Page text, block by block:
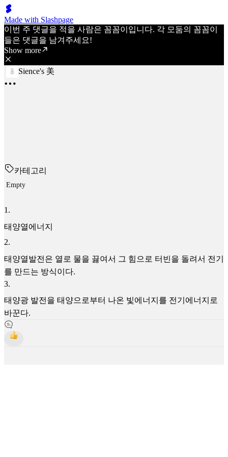
Made with Slashpage
이번 주 댓글을 적을 사람은 꼼꼼이입니다. 각 모둠의 꼼꼼이
들은 댓글을 남겨주세요!
Show more
Sience's 美
카테고리
Empty
1 .
태양열에너지
2.
태양열발전은 열로 물을 끓여서 그 힘으로 터빈을 돌려서 전기
를 만드는 방식이다.
3.
태양광 발전을 태양으로부터 나온 빛에너지를 전기에너지로
바꾼다.